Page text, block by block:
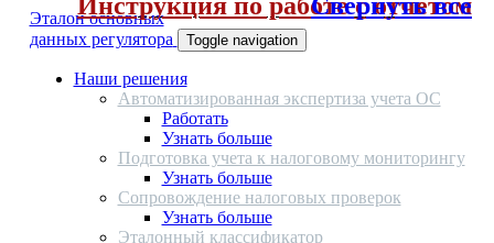
Эталон основных
данных регулятора
Toggle navigation
Наши решения
Автоматизированная экспертиза учета ОС
Работать
Узнать больше
Подготовка учета к налоговому мониторингу
Узнать больше
Сопровождение налоговых проверок
Узнать больше
Эталонный классификатор